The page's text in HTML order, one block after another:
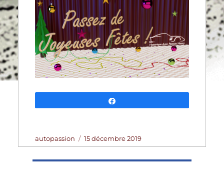
Auteur
autopassion
Publié
le
15 décembre 2019